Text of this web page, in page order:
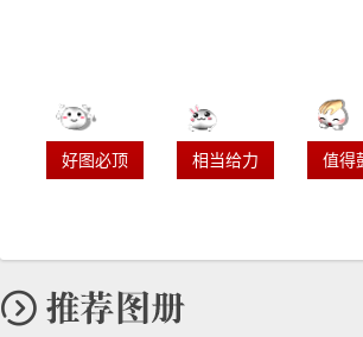
好图必顶 相当给力 值得